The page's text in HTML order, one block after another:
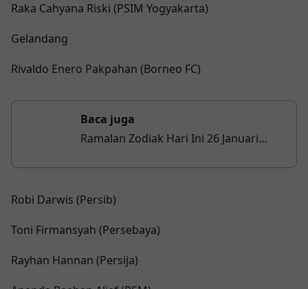
Raka Cahyana Riski (PSIM Yogyakarta)
Gelandang
Rivaldo Enero Pakpahan (Borneo FC)
Baca juga
Ramalan Zodiak Hari Ini 26 Januari
Robi Darwis (Persib)
Toni Firmansyah (Persebaya)
Rayhan Hannan (Persija)